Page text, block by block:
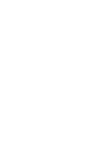
узкие